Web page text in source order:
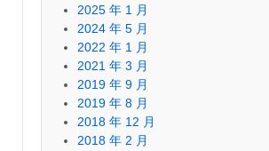
2025 年 1 月
2024 年 5 月
2022 年 1 月
2021 年 3 月
2019 年 9 月
2019 年 8 月
2018 年 12 月
2018 年 2 月